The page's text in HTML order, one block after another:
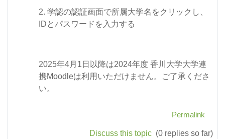
2. 学認の認証画面で所属大学名をクリックし、
IDとパスワードを入力する
2025年4月1日以降は2024年度 香川大学大学連
携Moodleは利用いただけません。ご了承くださ
い。
Permalink
Discuss this topic (0 replies so far)